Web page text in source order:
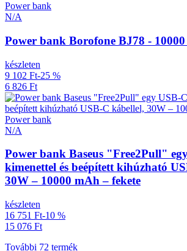
Power bank
N/A
Power bank Borofone BJ78 -
készleten
9 102 Ft-25 %
6 826 Ft
Power bank
N/A
Power bank Baseus "Free2Pull"
kimenettel és beépített kihúzható
30W – 10000 mAh – fekete
készleten
16 751 Ft-10 %
15 076 Ft
További 72 termék